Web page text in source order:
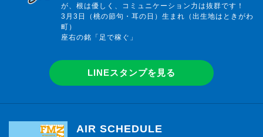
が、根は優しく、コミュニケーション力は抜群です！
3月3日（桃の節句・耳の日）生まれ（出生地はときがわ
町）
座右の銘「足で稼ぐ」
LINEスタンプを見る
AIR SCHEDULE